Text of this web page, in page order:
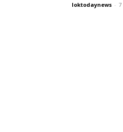
loktodaynews - 7